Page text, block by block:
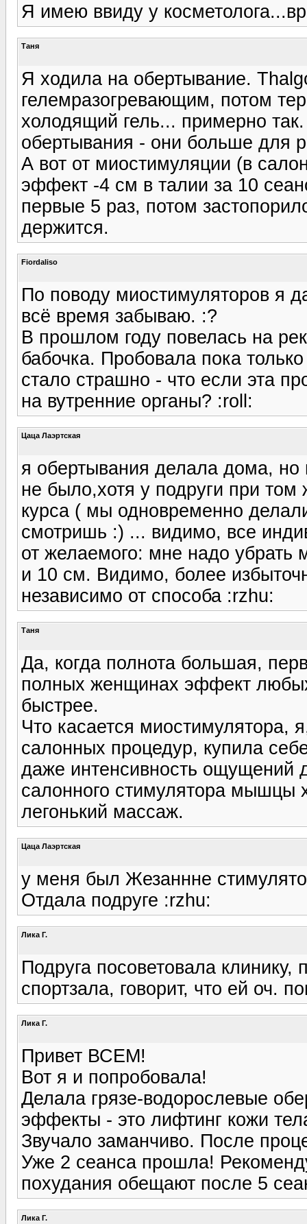
Я имею ввиду у
Таня
Я ходила на обертывание.
гелемразогревающим, потом
холодящий гель... примерно
обертывания - они больше для
А вот от миостимуляции (в
эффект -4 см в талии за 10
первые 5 раз, потом
держится.
Fiordaliso
По поводу миостимуляторов я
всё время забываю. :?
В прошлом году повелась на
бабочка. Пробовала пока
стало страшно - что если эта
на вутренние органы? :roll:
Цаца Лаэртская
я обертывания делала дома,
не было,хотя у подруги при
курса ( мы одновременно
смотришь :) ... видимо, все
от желаемого: мне надо убрать
и 10 см. Видимо, более
независимо от способа :rzhu:
Таня
Да, когда полнота большая,
полных женщинах эффект
быстрее.
Что касается миостимулятора,
салонных процедур, купила
даже интенсивность ощущений
салонного стимулятора мышцы
легонький массаж.
Цаца Лаэртская
у меня был Жезаннне
Отдала подруге :rzhu:
Лика Г.
Подруга посоветовала клинику,
спортзала, говорит, что ей оч.
Лика Г.
Привет ВСЕМ!
Вот я и попробовала!
Делала грязе-водорослевые
эффекты - это лифтинг кожи
Звучало заманчиво. После
Уже 2 сеанса прошла!
похудания обещают после 5
Лика Г.